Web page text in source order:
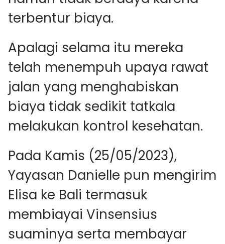
terbentur biaya.
Apalagi selama itu mereka
telah menempuh upaya rawat
jalan yang menghabiskan
biaya tidak sedikit tatkala
melakukan kontrol kesehatan.
Pada Kamis (25/05/2023),
Yayasan Danielle pun mengirim
Elisa ke Bali termasuk
membiayai Vinsensius
suaminya serta membayar